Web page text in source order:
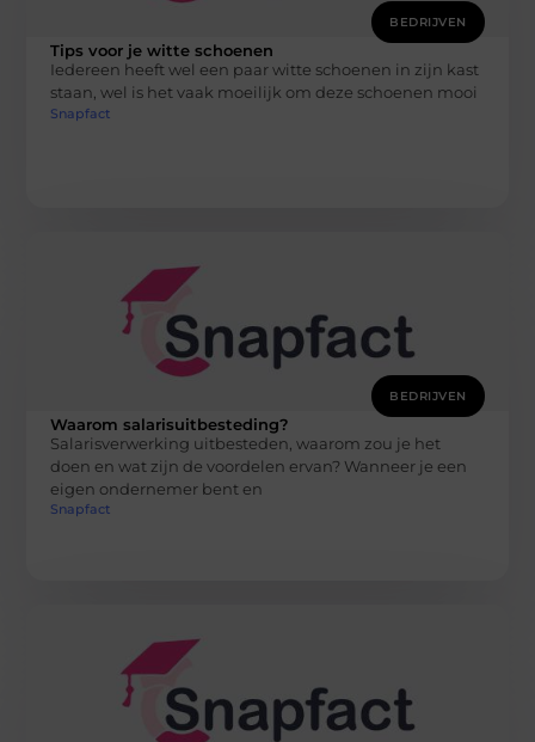
BEDRIJVEN
Tips voor je witte schoenen
Iedereen heeft wel een paar witte schoenen in zijn kast
staan, wel is het vaak moeilijk om deze schoenen mooi
Snapfact
BEDRIJVEN
Waarom salarisuitbesteding?
Salarisverwerking uitbesteden, waarom zou je het
doen en wat zijn de voordelen ervan? Wanneer je een
eigen ondernemer bent en
Snapfact